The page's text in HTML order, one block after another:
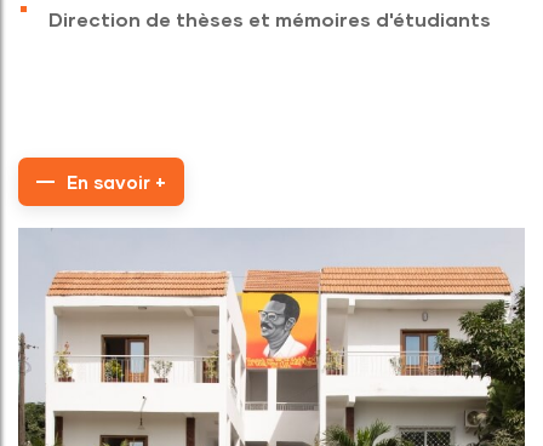
Direction de thèses et mémoires d'étudiants
En savoir +